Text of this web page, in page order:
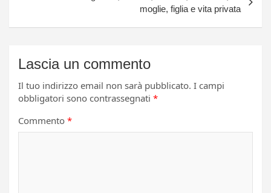
moglie, figlia e vita privata
Lascia un commento
Il tuo indirizzo email non sarà pubblicato. I campi
obbligatori sono contrassegnati *
Commento *